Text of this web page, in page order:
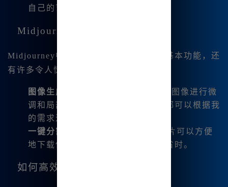
自己的艺术作品添加视觉效果等。
Midjourney的高级功能
Midjourney中文版不仅提供图像生成的基本功能，还
有许多令人惊艳的高级功能。例如：
图像生成与编辑
: 我可以根据生成的图像进行微
调和局部重绘。这使得每一幅作品都可以根据我
的需求进行个性化修改。
一键分割和下载功能
: 生成的4张图片可以方便
地下载保存，无需手动操作，非常省时。
如何高效使用Midjourney？